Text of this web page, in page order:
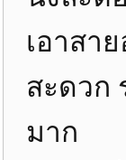
เอาสา
สะดวก
มาก